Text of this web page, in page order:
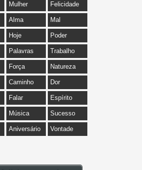
Mulher Felicidade
Alma Mal
Hoje Poder
Palavras Trabalho
Força Natureza
Caminho Dor
Falar Espírito
Música Sucesso
Aniversário Vontade